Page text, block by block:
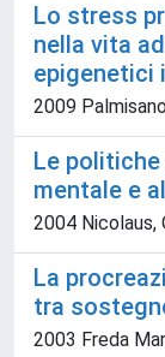
Lo stress
nella vita
epigenetici
2009
Le
mentale e
2004 Nicolaus,
La
tra
2003 Freda